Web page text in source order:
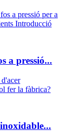
a pressió...